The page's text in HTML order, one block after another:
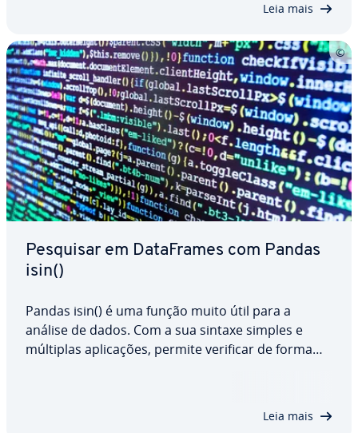
Leia mais
Pesquisar em Da­ta­Fra­mes com Pandas
isin()
Pandas isin() é uma função muito útil para a
análise de dados. Com a sua sintaxe simples e
múltiplas apli­ca­ções, permite verificar de forma
Leia mais